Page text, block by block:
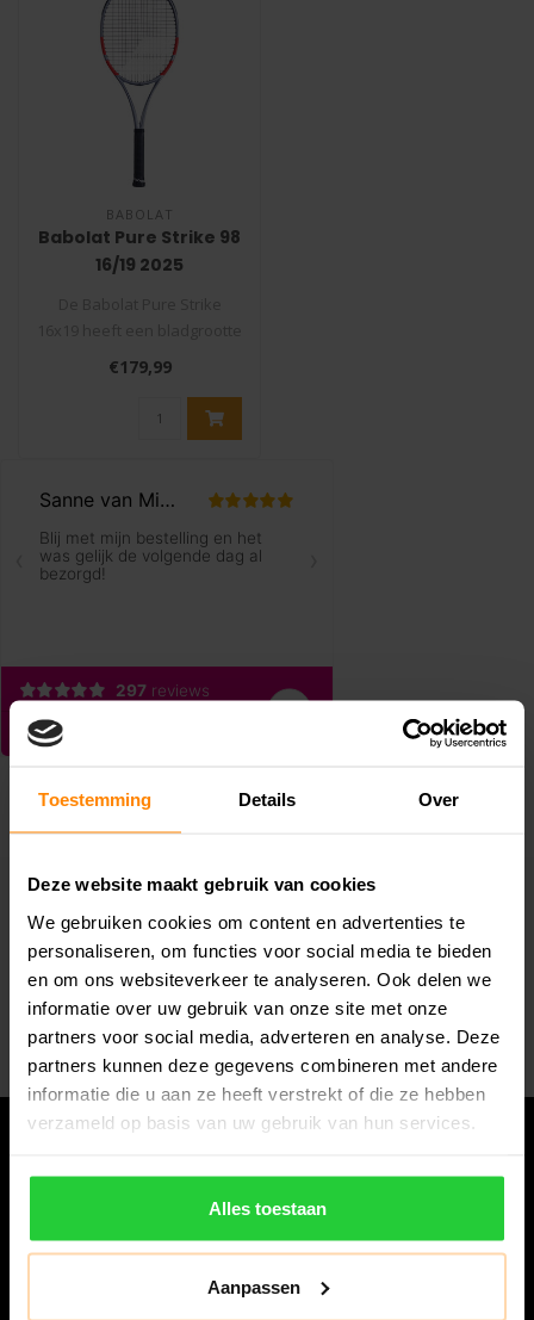
Toestemming Details Over
Deze website maakt gebruik van cookies
We gebruiken cookies om content en advertenties te
personaliseren, om functies voor social media te bieden
en om ons websiteverkeer te analyseren. Ook delen we
informatie over uw gebruik van onze site met onze
partners voor social media, adverteren en analyse. Deze
partners kunnen deze gegevens combineren met andere
informatie die u aan ze heeft verstrekt of die ze hebben
verzameld op basis van uw gebruik van hun services.
Alles toestaan
Aanpassen
BABOLAT
Babolat Pure Strike 98
16/19 2025
van 98 inch(630 cm² )
hierme..
€179,99
Abonneer je op onze nieuwsbrief
Blijf op de hoogte van alle acties die wij je aanbieden!
Abonneer